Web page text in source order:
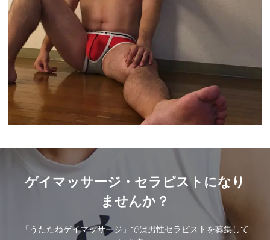
ゲイマッサージ・セラピストになり
ませんか？
「うたたねゲイマッサージ」では男性セラピストを募集して